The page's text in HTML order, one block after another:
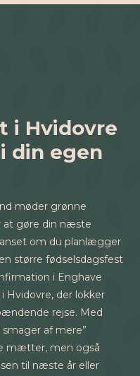
i Hvidovre
din egen
møder grønne
at gøre din næste
om du planlægger
større fødselsdagsfest
i Enghave
Hvidovre, der lokker
rejse. Med
af mere”
mætter, men også
til næste år eller